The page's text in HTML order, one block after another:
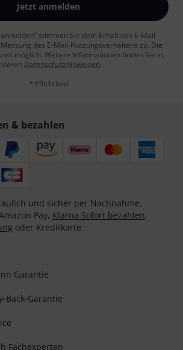
Jetzt anmelden
stimmen Sie dem Erhalt von E-Mail-
des E-Mail-Nutzungsverhaltens zu. Die
möglich. Weitere Informationen finden Sie in
Datenschutzhinweisen.
* Pflichtfeld
& bezahlen
und sicher per Nachnahme,
Pay, Klarna Sofort bezahlen,
oder Kreditkarte.
Garantie
Back-Garantie
Fachexperten